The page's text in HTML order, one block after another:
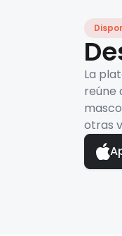
La
reúne
otras